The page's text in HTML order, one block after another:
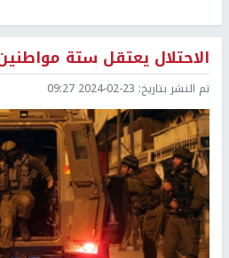
الاحتلال يعتقل ستة
تم النشر بتاريخ: 2024-02-23 09:27